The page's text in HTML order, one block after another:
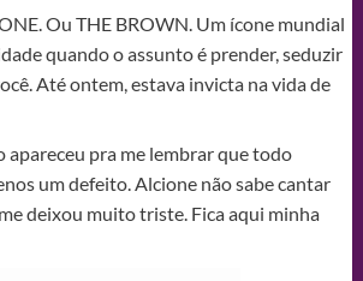
Ou THE BROWN. Um ícone mundial
quando o assunto é prender, seduzir
Até ontem, estava invicta na vida de
apareceu pra me lembrar que todo
um defeito. Alcione não sabe cantar
me deixou muito triste. Fica aqui minha